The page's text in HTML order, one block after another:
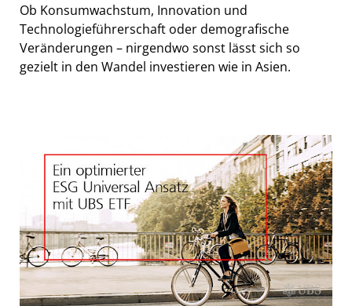
Ob Konsumwachstum, Innovation und
Technologieführerschaft oder demografische
Veränderungen – nirgendwo sonst lässt sich so
gezielt in den Wandel investieren wie in Asien.